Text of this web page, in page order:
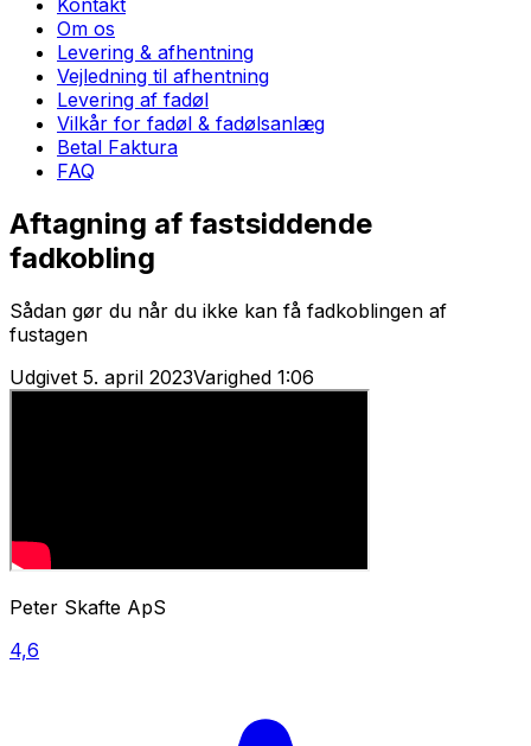
Om os
Levering & afhentning
Vejledning til afhentning
Levering af fadøl
Vilkår for fadøl & fadølsanlæg
Betal Faktura
FAQ
Aftagning af fastsiddende
fadkobling
Sådan gør du når du ikke kan få fadkoblingen af
fustagen
Udgivet 5. april 2023Varighed 1:06
Peter Skafte ApS
4,6